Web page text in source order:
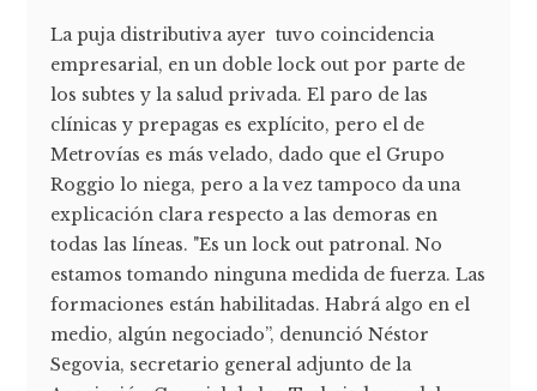
La puja distributiva ayer tuvo coincidencia
empresarial, en un doble lock out por parte de
los subtes y la salud privada. El paro de las
clínicas y prepagas es explícito, pero el de
Metrovías es más velado, dado que el Grupo
Roggio lo niega, pero a la vez tampoco da una
explicación clara respecto a las demoras en
todas las líneas. "Es un lock out patronal. No
estamos tomando ninguna medida de fuerza. Las
formaciones están habilitadas. Habrá algo en el
medio, algún negociado”, denunció Néstor
Segovia, secretario general adjunto de la